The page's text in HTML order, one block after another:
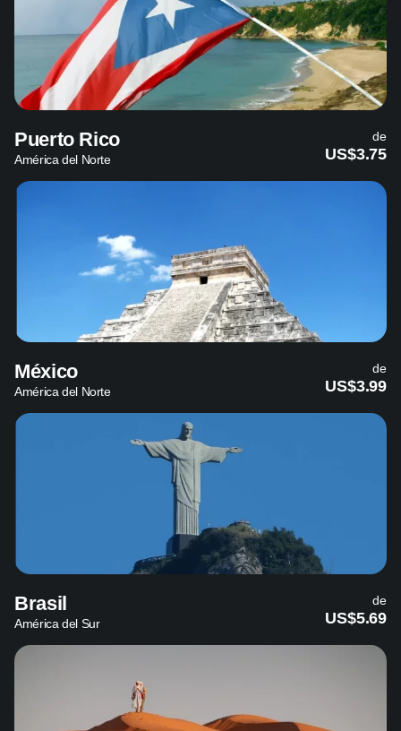
Puerto Rico
América del Norte
de
US$3.75
México
América del Norte
de
US$3.99
Brasil
América del Sur
de
US$5.69